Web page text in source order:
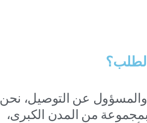
عن التوصيل، نحن
من المدن الكبرى،